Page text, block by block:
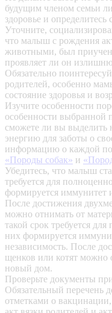
будущим членом семьи
здоровье и определитесь
Уточните,
что малыш с рождения
животными, был приучен
проявляет ли он
Обязательно
родителей, особенно
состояние здоровья и
Изучите особенности
особенности выбранной
сможете ли вы выделить
энергию для заботы о
информацию о каждой
«Породы собак» и
Убедитесь, что малыш
требуется для
формируется иммунитет
После достижения
можно отнимать от
такой срок требуется
них формируется
независимость. После
щенков или котят можно
новый дом.
Проверьте документы
Обязательный перечень
отметками о